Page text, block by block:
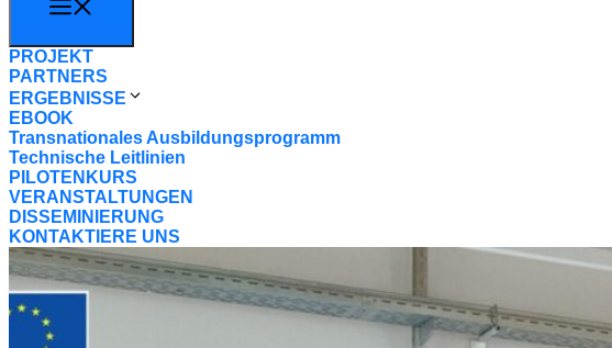
PROJEKT
PARTNERS
ERGEBNISSE
EBOOK
Transnationales Ausbildungsprogramm
Technische Leitlinien
PILOTENKURS
VERANSTALTUNGEN
DISSEMINIERUNG
KONTAKTIERE UNS